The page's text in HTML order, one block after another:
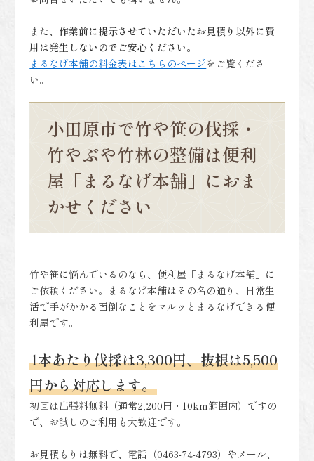
また、 作業前に提示させていただいたお見積り以外に費
用は発生しないのでご安心ください。
まるなげ本舗の料金表はこちらのページをご覧くださ
い。
小田原市で竹や笹の伐採・
竹やぶや竹林の整備は便利
屋「まるなげ本舗」におま
かせください
竹や笹に悩んでいるのなら、便利屋「まるなげ本舗」に
ご依頼ください。まるなげ本舗はその名の通り、日常生
活で手がかかる面倒なことをマルッとまるなげできる便
利屋です。
1本あたり伐採は3,300円、抜根は5,500
円から対応します。
初回は出張料無料（通常2,200円・10km範囲内）ですの
で、お試しのご利用も大歓迎です。
お見積もりは無料で、電話（0463-74-4793）やメール、